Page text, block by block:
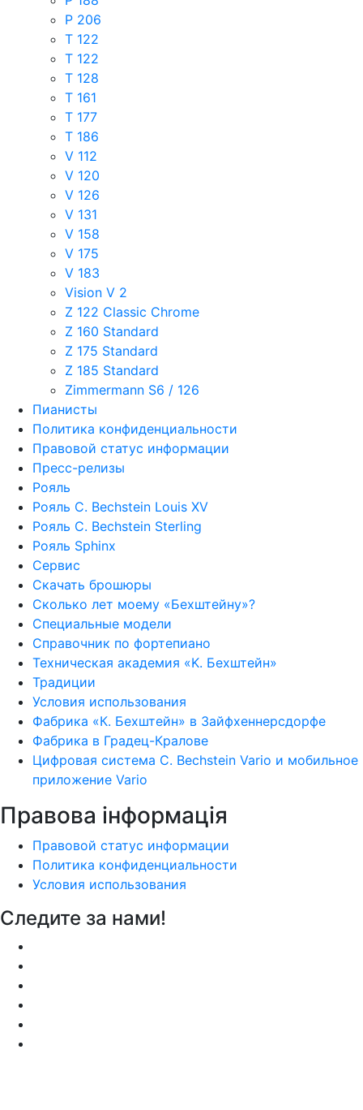
P 206
T 122
T 122
T 128
T 161
T 177
T 186
V 112
V 120
V 126
V 131
V 158
V 175
V 183
Vision V 2
Z 122 Classic Chrome
Z 160 Standard
Z 175 Standard
Z 185 Standard
Zimmermann S6 / 126
Пианисты
Политика конфиденциальности
Правовой статус информации
Пресс-релизы
Рояль
Рояль C. Bechstein Louis XV
Рояль C. Bechstein Sterling
Рояль Sphinx
Сервис
Скачать брошюры
Сколько лет моему «Бехштейну»?
Специальные модели
Справочник по фортепиано
Техническая академия «K. Бехштейн»
Традиции
Условия использования
Фабрика «К. Бехштейн» в Зайфхеннерсдорфе
Фабрика в Градец-Кралове
Цифровая система C. Bechstein Vario и мобильное
приложение Vario
Правова інформація
Правовой статус информации
Политика конфиденциальности
Условия использования
Следите за нами!